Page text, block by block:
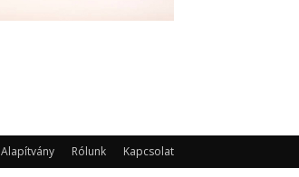
Alapítvány Rólunk Kapcsolat